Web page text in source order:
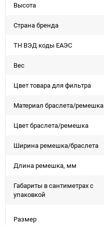
Высота
Страна бренда
ТН ВЭД коды ЕАЭС
Вес
Цвет товара для фильтра
Материал браслета/ремешка
Цвет браслета/ремешка
Ширина ремешка/браслета
Длина ремешка, мм
Габариты в сантиметрах с
упаковкой
Размер